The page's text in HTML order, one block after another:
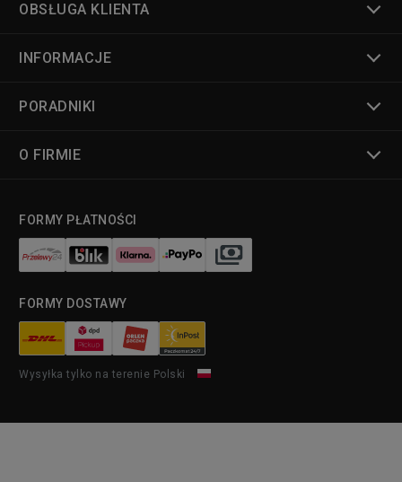
OBSŁUGA KLIENTA
INFORMACJE
PORADNIKI
O FIRMIE
FORMY PŁATNOŚCI
FORMY DOSTAWY
Wysyłka tylko na terenie Polski